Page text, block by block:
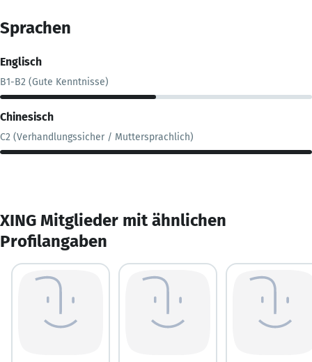
Sprachen
Englisch
B1-B2 (Gute Kenntnisse)
Chinesisch
C2 (Verhandlungssicher / Muttersprachlich)
XING Mitglieder mit ähnlichen
Profilangaben